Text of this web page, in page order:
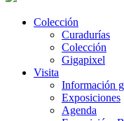
Colección
Curadurías
Colección
Gigapixel
Visita
Información
Exposiciones
Agenda